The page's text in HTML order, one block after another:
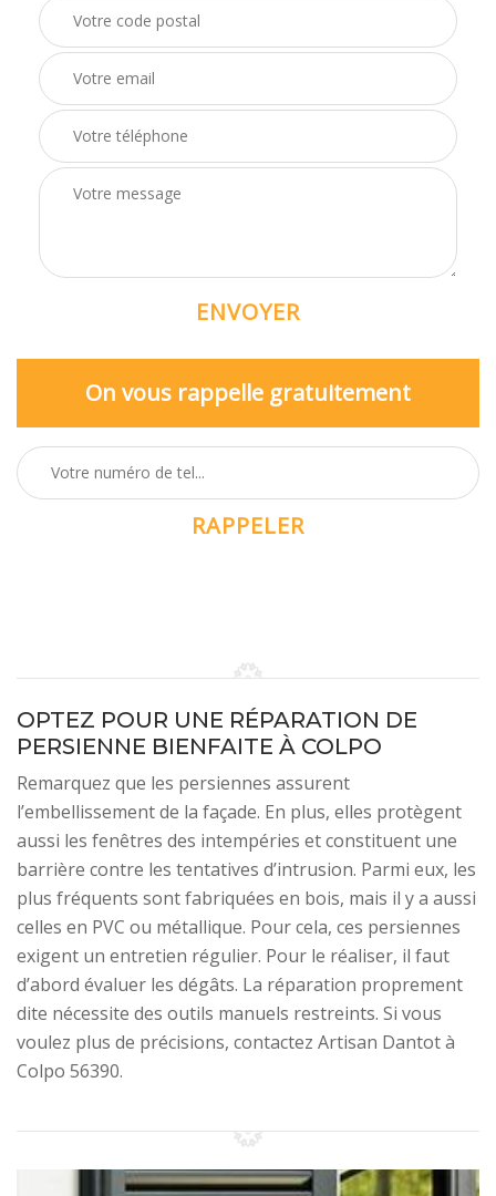
On vous rappelle gratuitement
OPTEZ POUR UNE RÉPARATION DE
PERSIENNE BIENFAITE À COLPO
Remarquez que les persiennes assurent
l’embellissement de la façade. En plus, elles protègent
aussi les fenêtres des intempéries et constituent une
barrière contre les tentatives d’intrusion. Parmi eux, les
plus fréquents sont fabriquées en bois, mais il y a aussi
celles en PVC ou métallique. Pour cela, ces persiennes
exigent un entretien régulier. Pour le réaliser, il faut
d’abord évaluer les dégâts. La réparation proprement
dite nécessite des outils manuels restreints. Si vous
voulez plus de précisions, contactez Artisan Dantot à
Colpo 56390.